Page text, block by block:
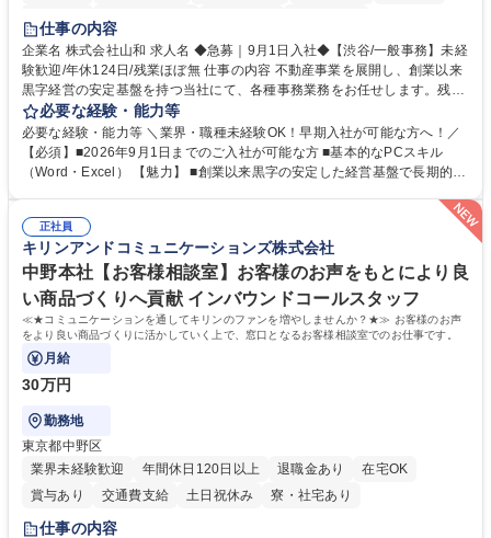
育休あり 完全週休2日制
仕事の内容
企業名 株式会社山和 求人名 ◆急募｜9月1日入社◆【渋谷/一般事務】未経
験歓迎/年休124日/残業ほぼ無 仕事の内容 不動産事業を展開し、創業以来
黒字経営の安定基盤を持つ当社にて、各種事務業務をお任せします。残業
がほぼ発生せず、連続した日程の有給取得が可能なため、WLBを整えたい
方にお勧めの環境です！ 入社後はOJTを通じて丁寧に研修を行いますの
で、事務未経験の方でも安心して臨むことができます。 【業務詳細】■電
話・来客対応 ■物件の鍵や社内の備品管理 ■データ入力や書類作成 ■契約
必要な経験・能力等
必要な経験・能力等 ＼業界・職種未経験OK！早期入社が可能な方へ！／
【必須】■2026年9月1日までのご入社が可能な方 ■基本的なPCスキル
（Word・Excel） 【魅力】 ■創業以来黒字の安定した経営基盤で長期的に
両立が可能 ■有給取得を積極的に推奨、年間10日程度の取得実績 ■1ヶ月
のOJTで業務を習得可能、未経験でもしっかりサポート 学歴・資格 学
歴：大学院 大学 高専 短大 語学力： 資格：
正社員
キリンアンドコミュニケーションズ株式会社
中野本社【お客様相談室】お客様のお声をもとにより良
い商品づくりへ貢献 インバウンドコールスタッフ
≪★コミュニケーションを通してキリンのファンを増やしませんか？★≫ お客様のお声
をより良い商品づくりに活かしていく上で、窓口となるお客様相談室でのお仕事です。
月給
30万円
勤務地
東京都中野区
業界未経験歓迎
年間休日120日以上 退職金あり
在宅OK
賞与あり
交通費支給 土日祝休み 寮・社宅あり
仕事の内容